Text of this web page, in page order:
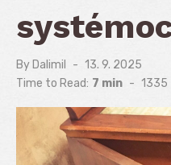
By Dalimil
Posted
on
13. 9. 2025
Time to Read: 7 min - 1335